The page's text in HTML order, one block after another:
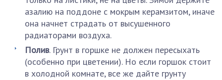
азалию на поддоне с мокрым керамзитом, иначе
она начнет страдать от высушенного
радиаторами воздуха.
Полив. Грунт в горшке не должен пересыхать
(особенно при цветении). Но если горшок стоит
в холодной комнате, все же дайте грунту